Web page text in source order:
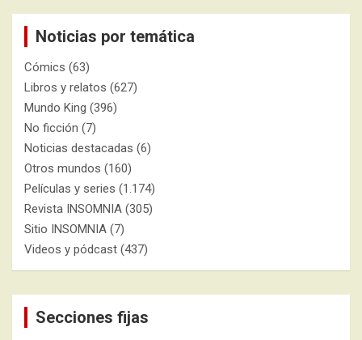
Noticias por temática
Cómics (63)
Libros y relatos (627)
Mundo King (396)
No ficción (7)
Noticias destacadas (6)
Otros mundos (160)
Películas y series (1.174)
Revista INSOMNIA (305)
Sitio INSOMNIA (7)
Videos y pódcast (437)
Secciones fijas